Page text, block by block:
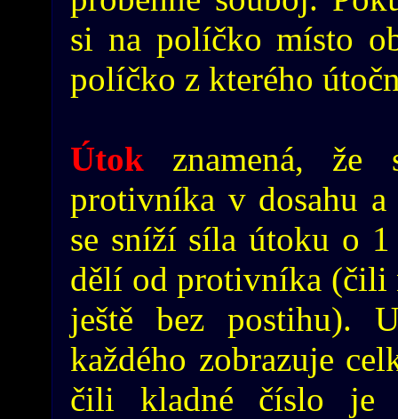
si na políčko místo
políčko z kterého
Útok znamená, že
protivníka v dosahu
se sníží síla útoku o
dělí od protivníka (čili
ještě bez postihu).
každého zobrazuje
čili kladné číslo je